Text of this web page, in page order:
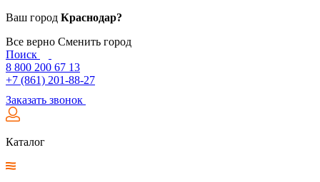
Ваш город Краснодар?
Все верно Сменить город
Поиск
8 800 200 67 13
+7 (861) 201-88-27
Заказать звонок
Каталог